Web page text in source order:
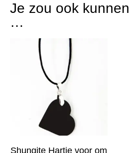
Je zou ook kunnen
…
Shungite Hartje voor om